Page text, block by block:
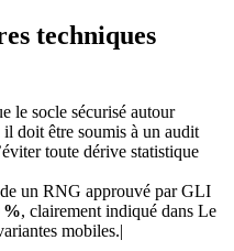
techniques
le socle sécurisé autour
doit être soumis à un audit
toute dérive statistique
un RNG approuvé par GLI
%, clairement indiqué dans Le
mobiles.|